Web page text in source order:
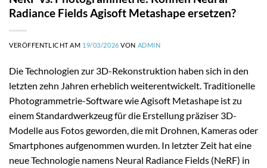
Radiance Fields Agisoft Metashape ersetzen?
VERÖFFENTLICHT AM 19/03/2026 VON ADMIN
Die Technologien zur 3D-Rekonstruktion haben sich in den
letzten zehn Jahren erheblich weiterentwickelt. Traditionelle
Photogrammetrie-Software wie Agisoft Metashape ist zu
einem Standardwerkzeug für die Erstellung präziser 3D-
Modelle aus Fotos geworden, die mit Drohnen, Kameras oder
Smartphones aufgenommen wurden. In letzter Zeit hat eine
neue Technologie namens Neural Radiance Fields (NeRF) in